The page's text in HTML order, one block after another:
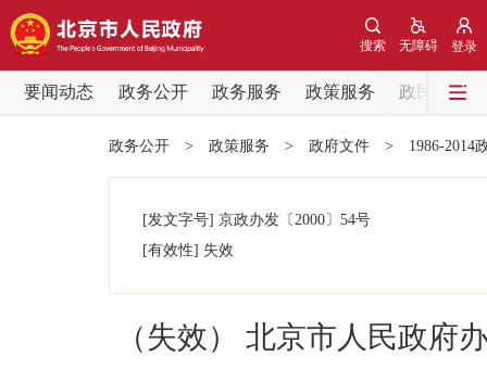
登录
无障碍
搜索
要闻动态 政务公开 政务服务 政策服务
政民互动
党中央精神
政务公开
政务公开 > 政策服务 > 政府文件 > 1986-2014
[发文字号] 京政办发 〔2000〕 54号
[有效性] 失效
（失效） 北京市人民政府